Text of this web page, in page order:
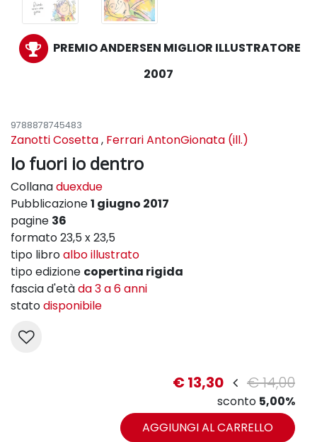
PREMIO ANDERSEN MIGLIOR ILLUSTRATORE
2007
9788878745483
Zanotti Cosetta, Ferrari AntonGionata (ill.)
Io fuori io dentro
Collanaduexdue
Pubblicazione1 giugno 2017
pagine 36
formato 23,5 x 23,5
tipo libroalbo illustrato
tipo edizione copertina rigida
fascia d'etàda 3 a 6 anni
statodisponibile
€ 13,30 € 14,00
sconto 5,00%
AGGIUNGI AL CARRELLO